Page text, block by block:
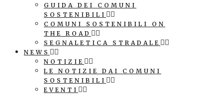
GUIDA DEI COMUNI
SOSTENIBILI
COMUNI SOSTENIBILI ON
THE ROAD
SEGNALETICA STRADALE
NEWS
NOTIZIE
LE NOTIZIE DAI COMUNI
SOSTENIBILI
EVENTI